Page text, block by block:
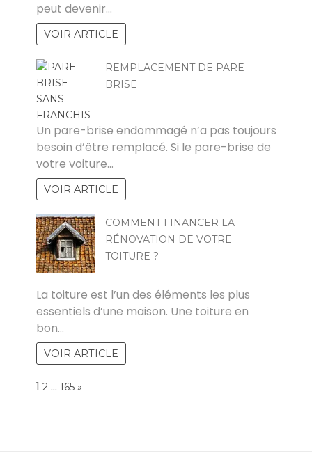
peut devenir…
VOIR ARTICLE
REMPLACEMENT DE PARE
BRISE
Un pare-brise endommagé n’a pas toujours
besoin d’être remplacé. Si le pare-brise de
votre voiture…
VOIR ARTICLE
COMMENT FINANCER LA
RÉNOVATION DE VOTRE
TOITURE ?
La toiture est l’un des éléments les plus
essentiels d’une maison. Une toiture en
bon…
VOIR ARTICLE
Page:
1 2 … 165 NEXT
»